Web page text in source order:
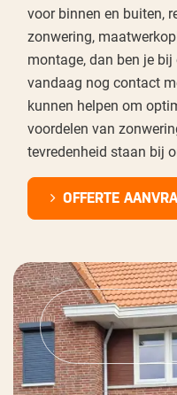
voor binnen en buiten,
zonwering,
montage, dan ben je
vandaag nog contact
kunnen helpen om
voordelen van
tevredenheid staan bij
OFFERTE